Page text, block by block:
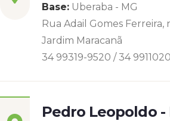
Base: Uberaba - MG
Rua Adail Gomes Ferreira,
Jardim Maracanã
34 99319-9520 / 34
Pedro Leopoldo -